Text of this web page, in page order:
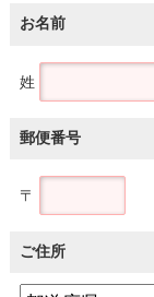
お名前
姓
郵便番号
〒
ご住所